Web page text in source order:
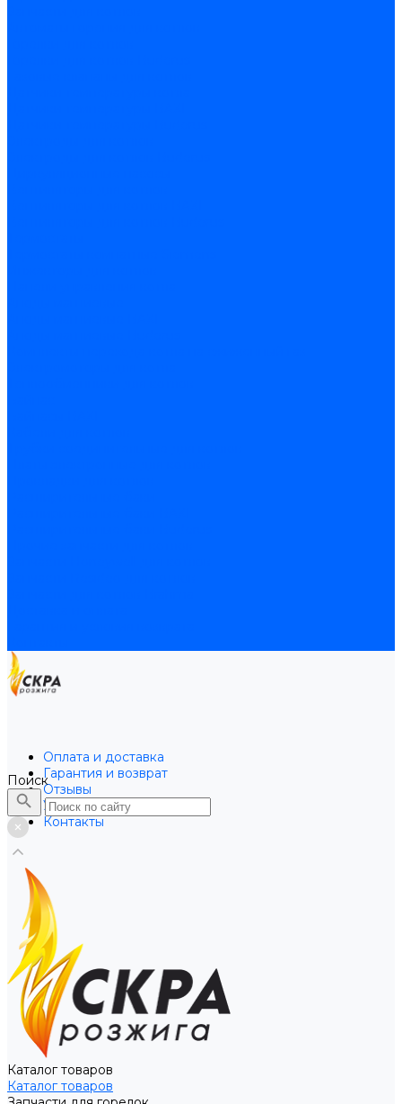
Оплата и доставка
Гарантия и возврат
Отзывы
Услуги
Контакты
Поиск
Каталог товаров
Каталог товаров